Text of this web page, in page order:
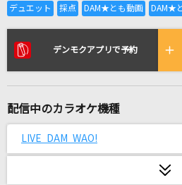
全国りれ
リアルタイムで歌われ
コンタクトケース
デンモクアプリで予約
配信中のカラオケ機種
LIVE DAM WAO!